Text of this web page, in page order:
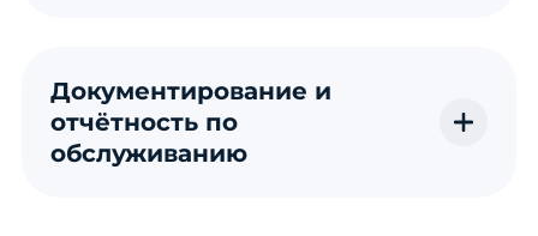
Документирование и
отчётность по
обслуживанию